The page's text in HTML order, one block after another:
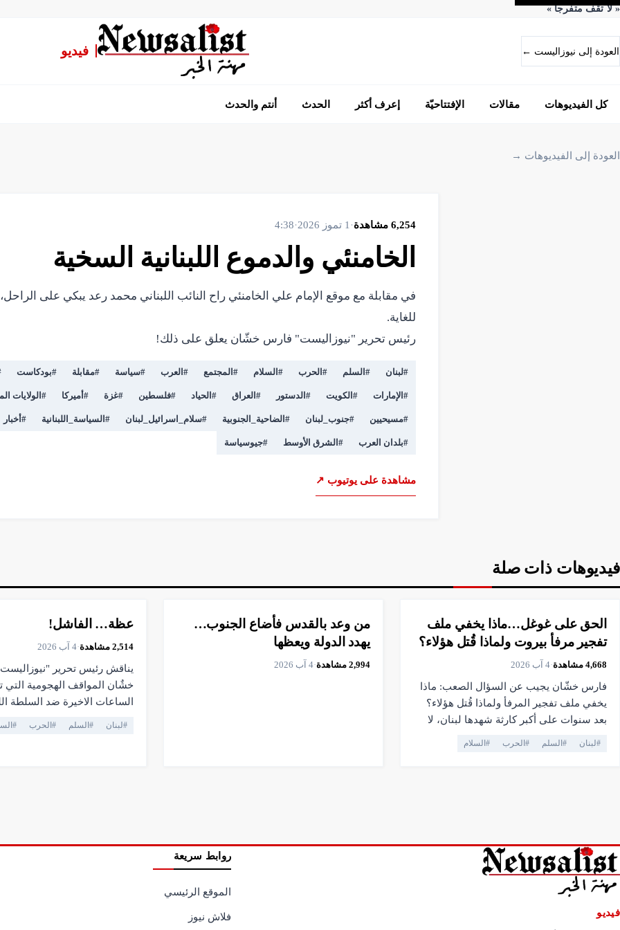
«لا تقف متفرجاً»
العودة إلى نيوزاليست ← فيديو
كل الفيديوهات مقالات الإفتتاحيّة إعرف أكثر الحدث أنتم والحدث
العودة إلى الفيديوهات →
6,254 مشاهدة· 1 تموز 2026 ·
4:38
الخامنئي والدموع اللبنانية السخية
في مقابلة مع موقع الإمام علي الخامنئي راح النائب اللبناني محمد رعد يبكي على
رئيس تحرير "نيوزاليست" فارس خشّان يعلق على ذلك!
#لبنان # السلم # الحرب # السلام # المجتمع # العرب #سياسة #مقابلة #بودكاست
# الإمارات # الكويت # الدستور # العراق # الحياد #فلسطين #غزة #أميركا # الولايات
#مسيحيين #جنوب_لبنان # الضاحية_الجنوبية #سلام_اسرائيل_لبنان # السياسة_اللبنانية #أخبار
#بلدان العرب # الشرق الأوسط #جيوسياسة
مشاهدة على يوتيوب ↗
فيديوهات ذات صلة
20:27
▶فيديو
الحق على غوغل…ماذا يخفي ملف
تفجير مرفأ بيروت ولماذا قُتل هؤلاء؟
4,668 مشاهدة·4 آب 2026
فارس خشّان يجيب عن السؤال الصعب: ماذا
يخفي ملف تفجير المرفأ ولماذا قُتل هؤلاء؟
بعد سنوات على أكبر كارثة شهدها لبنان، لا
الحقيقة تُحجَب بفعل الصراع السياسي؟ من
المستفيد من إبقاء الملف معلّقًا؟ ولماذا تحوّل
التحقيق إلى معركة تتجاوز حدود القضاء؟ من
التفجيري؟ حلقة تستند إلى الوقائع والوثائق،
#لبنان # السلم # الحرب # السلام
2:53
▶فيديو
من وعد بالقدس فأضاع الجنوب…
يهدد الدولة ويعظها
2,994 مشاهدة·4 آب 2026
13:23
▶فيديو
عظة… الفاشل!
2,514 مشاهدة·4 آب 2026
يناقش رئيس تحرير
خشٌان المواقف الهجومية التي
الساعات الاخيرة ضد السلطة
#لبنان # السلم # الحرب #
فيديو
روابط سريعة
الموقع الرئيسي
فلاش نيوز